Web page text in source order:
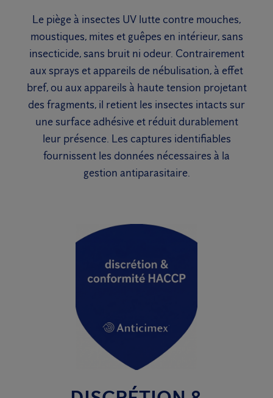
Le piège à insectes UV lutte contre mouches,
moustiques, mites et guêpes en intérieur, sans
insecticide, sans bruit ni odeur. Contrairement
aux sprays et appareils de nébulisation, à effet
bref, ou aux appareils à haute tension projetant
des fragments, il retient les insectes intacts sur
une surface adhésive et réduit durablement
leur présence. Les captures identifiables
fournissent les données nécessaires à la
gestion antiparasitaire.